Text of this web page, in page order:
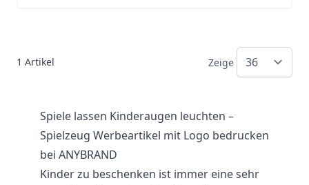
1 Artikel Zeige
Spiele lassen Kinderaugen leuchten –
Spielzeug Werbeartikel mit Logo bedrucken
bei ANYBRAND
Kinder zu beschenken ist immer eine sehr